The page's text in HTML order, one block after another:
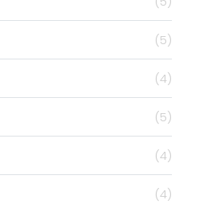
(5)
(4)
(5)
(4)
(4)